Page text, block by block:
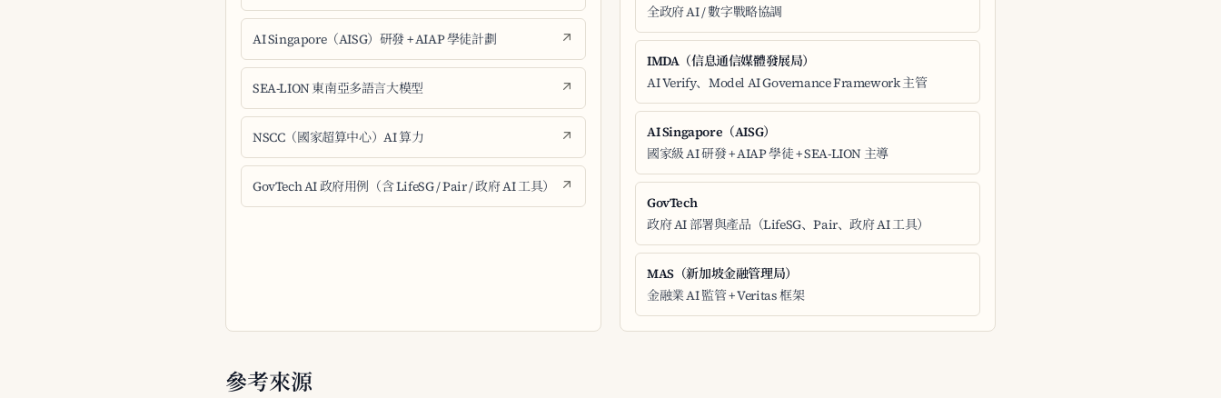
AI Singapore（AISG）研發 + AIAP 學徒計劃
SEA-LION 東南亞多語言大模型
NSCC（國家超算中心）AI 算力
GovTech AI 政府用例（含 LifeSG / Pair / 政府 AI 工具）
全政府 AI / 數字戰略協調
IMDA（信息通信媒體發展局）
AI Verify、Model AI Governance Framework 主管
AI Singapore（AISG）
國家級 AI 研發 + AIAP 學徒 + SEA-LION 主導
GovTech
政府 AI 部署與產品（LifeSG、Pair、政府 AI 工具）
MAS（新加坡金融管理局）
金融業 AI 監管 + Veritas 框架
參考來源